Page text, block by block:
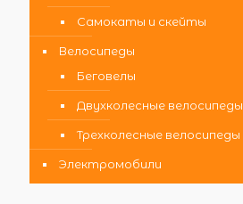
Самокаты и скейты
Велосипеды
Беговелы
Двухколесные велосипеды
Трехколесные велосипеды
Электромобили